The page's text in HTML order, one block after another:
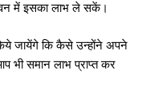
में इसका लाभ ले सकें।
जायेंगे कि कैसे उन्होंने अपने
भी समान लाभ प्राप्त कर